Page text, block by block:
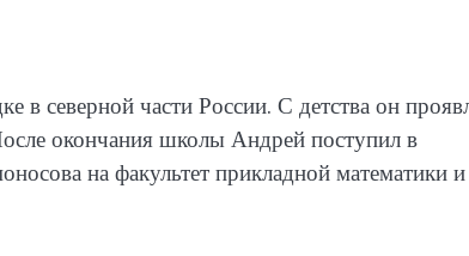
северной части России. С детства он
окончания школы Андрей поступил в
на факультет прикладной математики и